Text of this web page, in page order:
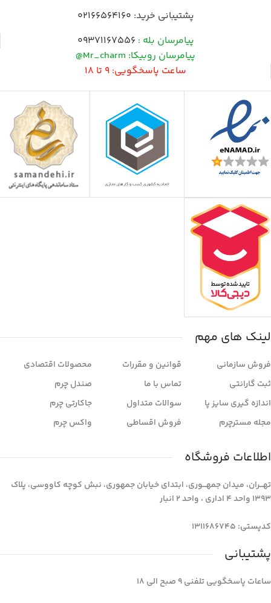
پشتیبانی خرید: 02166564160
پیامرسان بله : 09371167556
پیامرسان روبیکا: Mr_charm@
ساعت پاسخگویی: 9 تا 18
لینک های مهم
فروش سازمانی
ثبت گارانتی
اندازه گیری سایز پا
مجله مسترچرم
قوانین و مقررات
تماس با ما
سوالات متداول
فروش اقساطی
محصولات اقتصادی
صندل چرم
جاکارتی چرم
واکس چرم
اطلاعات فروشگاه
تهـــران، میدان جمهـــوری، ابتدای خیابان جمهوری، نبش کوچه کاووسی، پلاک
1393 واحد 4 اداری ، واحد 2 انبار
کدپستی: 1311686745
پشتیبانی
ساعات پاسخگویی تلفنی 9 صبح الی 18